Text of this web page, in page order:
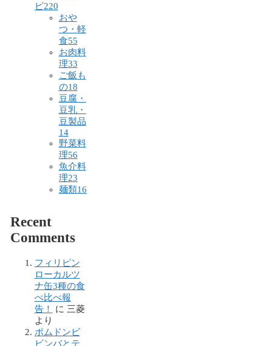
ピ220
おや
つ・軽
食55
お肉料
理33
ご飯も
の18
豆腐・
豆乳・
豆製品
14
野菜料
理56
魚介料
理23
麺類16
Recent
Comments
フィリピン
ローカルツ
ナ缶3種の食
べ比べ報
告！
に 三菱
より
ポムドンビ
ビンバとテ